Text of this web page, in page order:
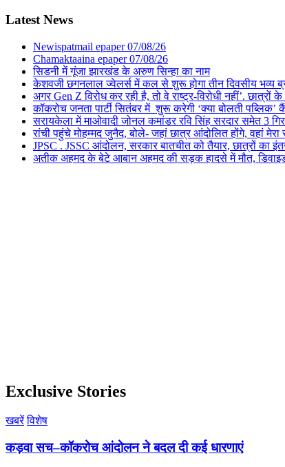
Latest News
Newispatmail epaper 07/08/26
Chamaktaaina epaper 07/08/26
सिडनी में गूंजा झारखंड के अरुण सिन्हा का नाम
केशवजी छगनलाल ज्वेलर्स में कल से शुरू होगा तीन दिवसीय भव्य
अगर Gen Z विरोध कर रही है, तो वे राष्ट्र-विरोधी नहीं’.
कॉकरोच जनता पार्टी सितंबर में शुरू करेगी ‘क्या बोलती पब्लिक’
सरायकेला में माओवादी जोनल कमांडर रवि सिंह सरदार समेत 3
रांची पहुंचे मोहम्मद जुनैद, बोले- जहां छात्र आंदोलित होंगे, वहां मेरा
JPSC . JSSC आंदोलन, सरकार बातचीत को तैयार, छात्रों का
अतीक अहमद के बेटे आबान अहमद की सड़क हादसे में मौत,
Exclusive Stories
खबरें विशेष
कड़वा सच–कॉकरोच आंदोलन ने बदल दी कई धारणाएं